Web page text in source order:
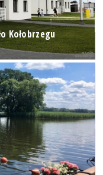
Kołobrzegu